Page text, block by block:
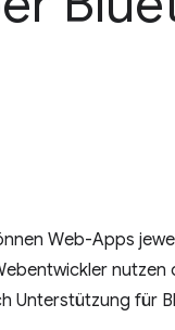
Web-Apps
Unterstützung für